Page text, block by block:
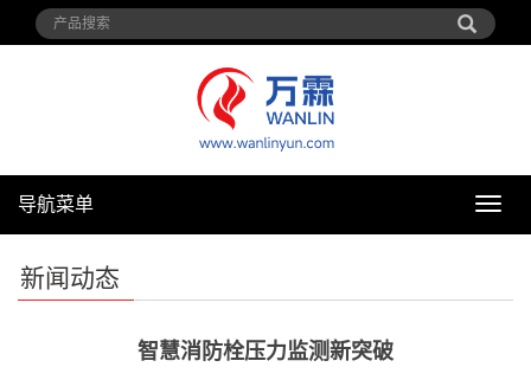
导
导航菜单
新闻动态
智慧消防栓压力监测新突破